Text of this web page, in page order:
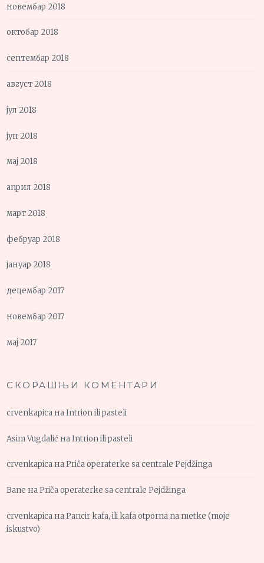
новембар 2018
октобар 2018
септембар 2018
август 2018
јул 2018
јун 2018
мај 2018
април 2018
март 2018
фебруар 2018
јануар 2018
децембар 2017
новембар 2017
мај 2017
СКОРАШЊИ КОМЕНТАРИ
crvenkapica наIntrion ili pasteli
Asim Vugdalić наIntrion ili pasteli
crvenkapica наPriča operaterke sa centrale Pejdžinga
Bane наPriča operaterke sa centrale Pejdžinga
crvenkapica наPancir kafa, ili kafa otporna na metke (moje
iskustvo)